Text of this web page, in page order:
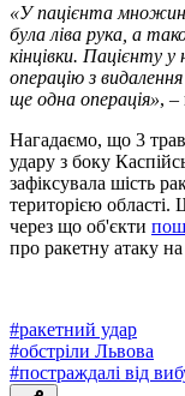
«У пацієнта
була ліва рука, а
кінцівки. Пацієнту у
операцію з
ще одна операція», –
Нагадаємо, що 3
удару з боку
зафіксувала шість
територією області.
через що об'єкти
про ракетну атаку
#ракетний удар
#обстріли Львова
#постраждалі від